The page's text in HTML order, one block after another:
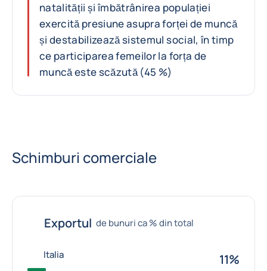
natalității și îmbătrânirea populației
exercită presiune asupra forței de muncă
și destabilizează sistemul social, în timp
ce participarea femeilor la forța de
muncă este scăzută (45 %)
Schimburi comerciale
Exportul de bunuri ca % din total
Italia 11%